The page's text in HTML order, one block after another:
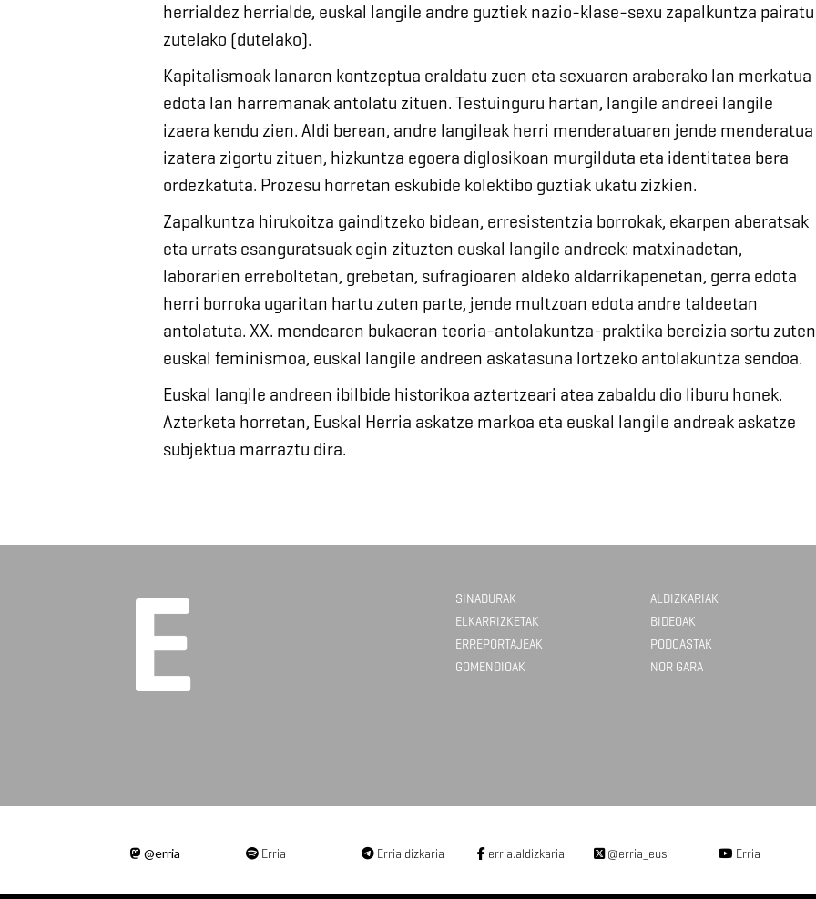
herrialdez herrialde, euskal langile andre guztiek nazio-klase-sexu zapalkuntza pairatu
zutelako (dutelako).
Kapitalismoak lanaren kontzeptua eraldatu zuen eta sexuaren araberako lan merkatua
edota lan harremanak antolatu zituen. Testuinguru hartan, langile andreei langile
izaera kendu zien. Aldi berean, andre langileak herri menderatuaren jende menderatua
izatera zigortu zituen, hizkuntza egoera diglosikoan murgilduta eta identitatea bera
ordezkatuta. Prozesu horretan eskubide kolektibo guztiak ukatu zizkien.
Zapalkuntza hirukoitza gainditzeko bidean, erresistentzia borrokak, ekarpen aberatsak
eta urrats esanguratsuak egin zituzten euskal langile andreek: matxinadetan,
laborarien erreboltetan, grebetan, sufragioaren aldeko aldarrikapenetan, gerra edota
herri borroka ugaritan hartu zuten parte, jende multzoan edota andre taldeetan
antolatuta. XX. mendearen bukaeran teoria-antolakuntza-praktika bereizia sortu
euskal feminismoa, euskal langile andreen askatasuna lortzeko antolakuntza sendoa.
Euskal langile andreen ibilbide historikoa aztertzeari atea zabaldu dio liburu honek.
Azterketa horretan, Euskal Herria askatze markoa eta euskal langile andreak askatze
subjektua marraztu dira.
SINADURAK
ELKARRIZKETAK
ERREPORTAJEAK
GOMENDIOAK
ALDIZKARIAK
BIDEOAK
PODCASTAK
NOR GARA
@erria Erria Errialdizkaria erria.aldizkaria @erria_eus Erria